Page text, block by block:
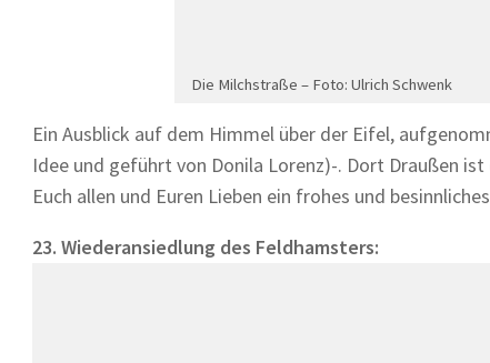
Die Milchstraße – Foto: Ulrich Schwenk
Ein Ausblick auf dem Himmel über der Eifel,
Idee und geführt von Donila Lorenz)-. Dort Draußen
Euch allen und Euren Lieben ein frohes und
23. Wiederansiedlung des Feldhamsters: